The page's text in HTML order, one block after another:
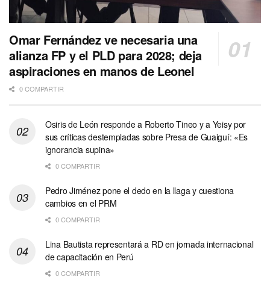
Omar Fernández ve necesaria una
alianza FP y el PLD para 2028; deja
aspiraciones en manos de Leonel
0 COMPARTIR
Osiris de León responde a Roberto Tineo y a Yeisy por
sus críticas destempladas sobre Presa de Guaiguí: «Es
ignorancia supina»
0 COMPARTIR
Pedro Jiménez pone el dedo en la llaga y cuestiona
cambios en el PRM
0 COMPARTIR
Lina Bautista representará a RD en jornada internacional
de capacitación en Perú
0 COMPARTIR